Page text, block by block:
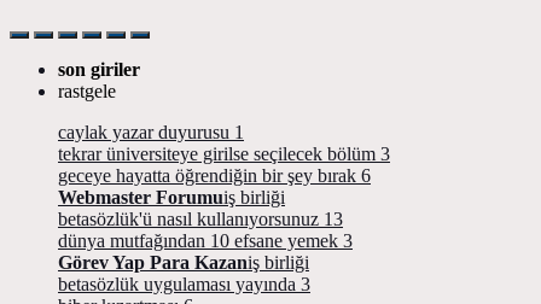
son giriler
rastgele
caylak yazar duyurusu 1
tekrar üniversiteye girilse seçilecek bölüm 3
geceye hayatta öğrendiğin bir şey bırak 6
Webmaster Forumuiş birliği
betasözlük'ü nasıl kullanıyorsunuz 13
dünya mutfağından 10 efsane yemek 3
Görev Yap Para Kazaniş birliği
betasözlük uygulaması yayında 3